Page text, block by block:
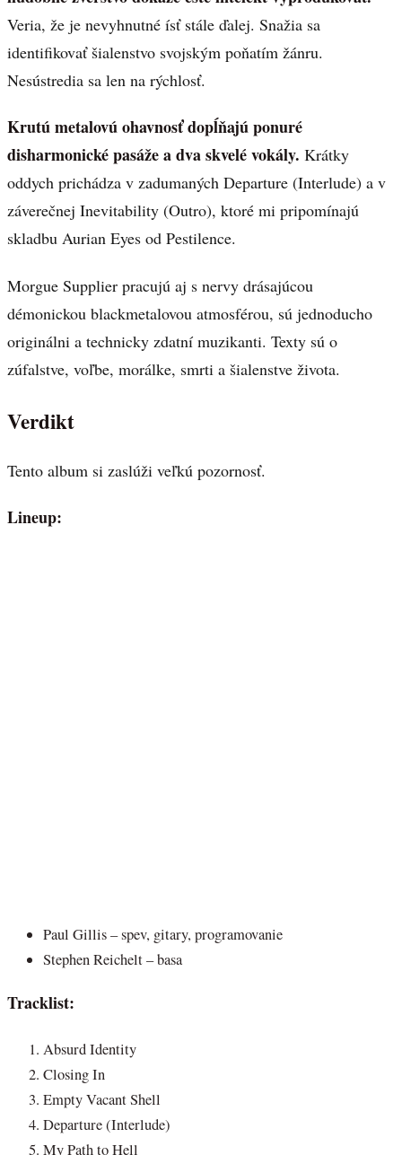
Veria, že je nevyhnutné ísť stále ďalej. Snažia sa
identifikovať šialenstvo svojským poňatím žánru.
Nesústredia sa len na rýchlosť.
Krutú metalovú ohavnosť dopĺňajú ponuré
disharmonické pasáže a dva skvelé vokály. Krátky
oddych prichádza v zadumaných Departure (Interlude) a v
záverečnej Inevitability (Outro), ktoré mi pripomínajú
skladbu Aurian Eyes od Pestilence.
Morgue Supplier pracujú aj s nervy drásajúcou
démonickou blackmetalovou atmosférou, sú jednoducho
originálni a technicky zdatní muzikanti. Texty sú o
zúfalstve, voľbe, morálke, smrti a šialenstve života.
Verdikt
Tento album si zaslúži veľkú pozornosť.
Lineup:
Paul Gillis – spev, gitary, programovanie
Stephen Reichelt – basa
Tracklist:
Absurd Identity
Closing In
Empty Vacant Shell
Departure (Interlude)
My Path to Hell